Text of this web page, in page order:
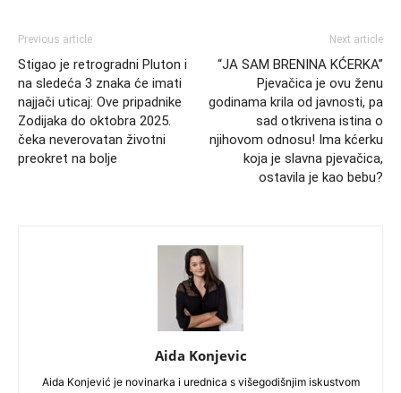
Previous article
Stigao je retrogradni Pluton i
na sledeća 3 znaka će imati
najjači uticaj: Ove pripadnike
Zodijaka do oktobra 2025.
čeka neverovatan životni
preokret na bolje
Next article
“JA SAM BRENINA KĆERKA”
Pjevačica je ovu ženu
godinama krila od javnosti, pa
sad otkrivena istina o
njihovom odnosu! Ima kćerku
koja je slavna pjevačica,
ostavila je kao bebu?
Aida Konjevic
Aida Konjević je novinarka i urednica s višegodišnjim iskustvom